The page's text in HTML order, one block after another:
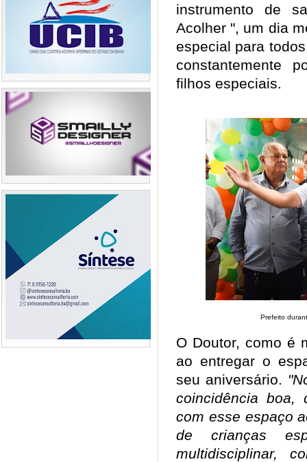
instrumento de
Acolher ", um dia
especial para
constantemente
filhos especiais.
Prefeito
O Doutor, como é
ao entregar o
seu aniversário.
coincidência boa,
com esse espaço
de crianças
multidisciplinar,